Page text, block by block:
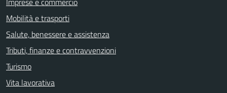
Mobilità e trasporti
Salute, benessere e assistenza
Tributi, finanze e contravvenzioni
Turismo
Vita lavorativa